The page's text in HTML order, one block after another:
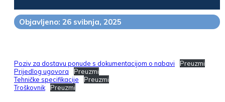
Objavljeno: 26 svibnja, 2025
Poziv za dostavu ponude s dokumentacijom o nabavi
Preuzmi
Prijedlog ugovora
Preuzmi
Tehničke specifikacije
Preuzmi
Troškovnik
Preuzmi